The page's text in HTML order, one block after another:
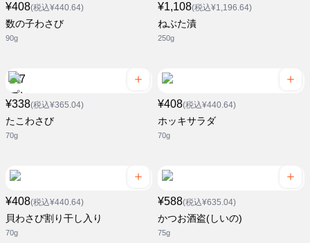
¥408(税込¥440.64)
数の子わさび
90g
¥1,108(税込¥1,196.64)
ねぶた漬
250g
¥338(税込¥365.04)
たこわさび
70g
¥408(税込¥440.64)
ホッキサラダ
70g
¥408(税込¥440.64)
貝わさび割り干し入り
70g
¥588(税込¥635.04)
かつお酒盗(しいの)
75g